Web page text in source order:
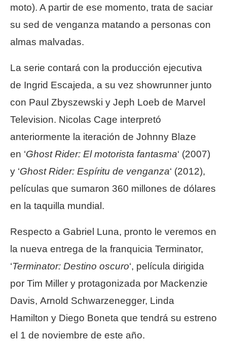
moto). A partir de ese momento, trata de saciar
su sed de venganza matando a personas con
almas malvadas.
La serie contará con la producción ejecutiva
de Ingrid Escajeda, a su vez showrunner junto
con Paul Zbyszewski y Jeph Loeb de Marvel
Television. Nicolas Cage interpretó
anteriormente la iteración de Johnny Blaze
en ‘Ghost Rider: El motorista fantasma‘ (2007)
y ‘Ghost Rider: Espíritu de venganza‘ (2012),
películas que sumaron 360 millones de dólares
en la taquilla mundial.
Respecto a Gabriel Luna, pronto le veremos en
la nueva entrega de la franquicia Terminator,
‘Terminator: Destino oscuro‘, película dirigida
por Tim Miller y protagonizada por Mackenzie
Davis, Arnold Schwarzenegger, Linda
Hamilton y Diego Boneta que tendrá su estreno
el 1 de noviembre de este año.